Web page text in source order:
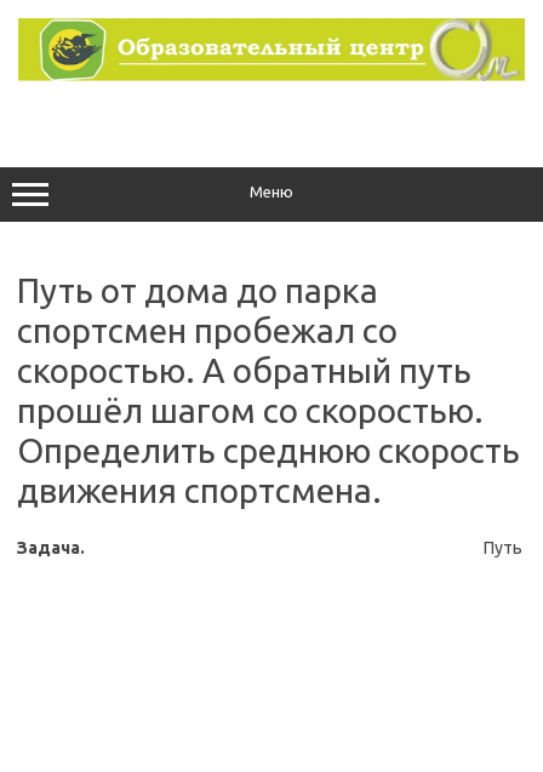
содержимому
Меню
Путь от дома до парка
спортсмен пробежал со
скоростью. А обратный путь
прошёл шагом со скоростью.
Определить среднюю скорость
движения спортсмена.
Задача. Путь